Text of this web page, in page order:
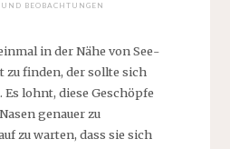
UND BEOBACHTUNGEN
in der Nähe von See-
zu finden, der sollte sich
Es lohnt, diese Geschöpfe
genauer zu
zu warten, dass sie sich